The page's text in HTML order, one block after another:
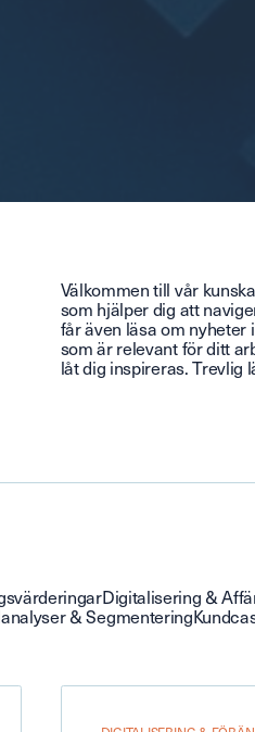
Välkommen till vår
som hjälper dig att
får även läsa om nyheter
som är relevant för ditt
låt dig inspireras. Trevlig
Digitalisering &
& Segmentering